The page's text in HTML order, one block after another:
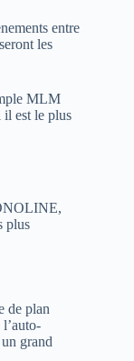
entre
les
MLM
il est le plus
plus
de plan
grand